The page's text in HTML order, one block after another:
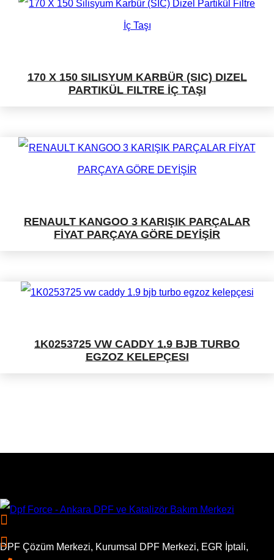
170 X 150 SILISYUM KARBÜR (SIC) DIZEL
PARTIKÜL FILTRE İÇ TAŞI
RENAULT KANGOO 3 KARIŞIK PARÇALAR
FİYAT PARÇAYA GÖRE DEYİŞİR
1K0253725 VW CADDY 1.9 BJB TURBO
EGZOZ KELEPÇESI
DPF Çözüm Merkezi, Kurumsal DPF Merkezi, EGR İptali,